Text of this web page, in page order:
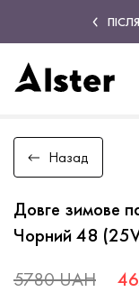
Назад
Довге зимове
Чорний 48
5780 UAH